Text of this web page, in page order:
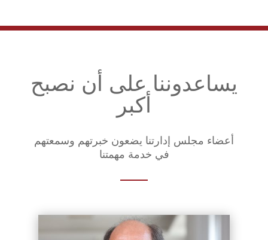
يساعدوننا على أن نصبح
أكبر
أعضاء مجلس إدارتنا يضعون خبرتهم وسمعتهم
في خدمة مهمتنا